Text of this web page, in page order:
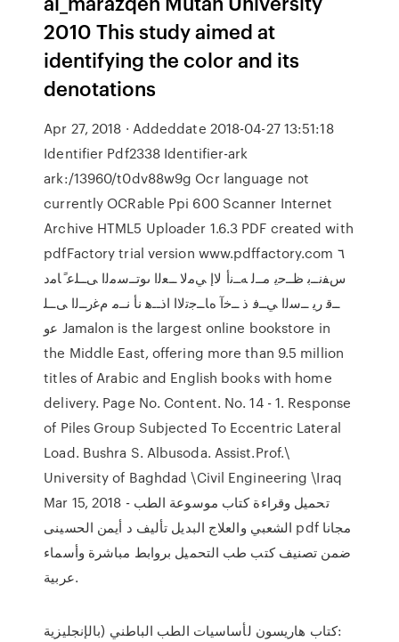
2010 This study aimed at
identifying the color and its
denotations
Apr 27, 2018 · Addeddate 2018-04-27 13:51:18
Identifier Pdf2338 Identifier-ark
ark:/13960/t0dv88w9g Ocr language not
currently OCRable Ppi 600 Scanner Internet
Archive HTML5 Uploader 1.6.3 PDF created with
pdfFactory trial version www.pdffactory.com ٦
سﻔﻧــﺑ ظــﺣﯾ مــﻟ ﻪــﻧأ ﻻإ ﻲﻣﻟﺎ ــﻌﻟا ىوﺗــﺳﻣﻟا ﻰــﻠﻋ ًﺎﻣد
ــﻗ رﯾ ــﺳﻟا ﻲــﻓ ذ ــﺧآ ﻩﺎــﺟﺗﻻا اذــﻫ نأ نــﻣ مﻏرــﻟا ﻰــﻠ
ﻋو Jamalon is the largest online bookstore in
the Middle East, offering more than 9.5 million
titles of Arabic and English books with home
delivery. Page No. Content. No. 14 - 1. Response
of Piles Group Subjected To Eccentric Lateral
Load. Bushra S. Albusoda. Assist.Prof.\
University of Baghdad \Civil Engineering \Iraq
Mar 15, 2018 - تحميل وقراءة كتاب موسوعة الطب
الشعبي والعلاج البديل تأليف د أيمن الحسينى pdf مجانا
ضمن تصنيف كتب طب التحميل بروابط مباشرة وأسماء
عربية.
كتاب هاريسون لأساسيات الطب الباطني (بالإنجليزية: